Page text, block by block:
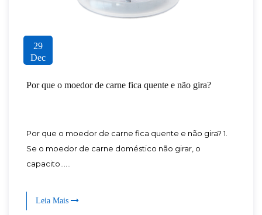
29
Dec
Por que o moedor de carne fica quente e não gira?
Por que o moedor de carne fica quente e não gira? 1.
Se o moedor de carne doméstico não girar, o
capacito......
Leia Mais